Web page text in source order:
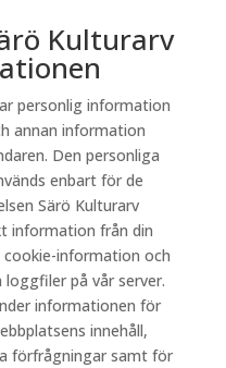
Kulturarv
personlig information
annan information
Den personliga
enbart för de
Särö Kulturarv
information från din
cookie-information och
loggfiler på vår server.
informationen för
innehåll,
förfrågningar samt för